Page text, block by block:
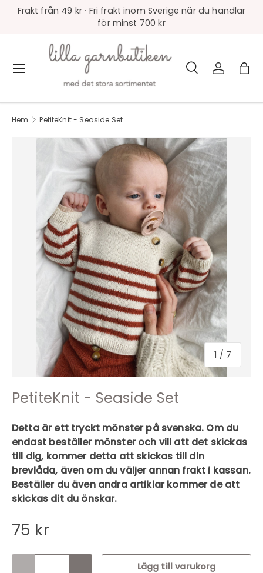
Frakt från 49 kr · Fri frakt inom Sverige när du handlar
för minst 700 kr
Sök
Produkttyp
Sök Logga in
Meny
Hem PetiteKnit - Seaside Set
1 / 7
PetiteKnit - Seaside Set
Detta är ett tryckt mönster på svenska. Om du
endast beställer mönster och vill att det skickas
till dig, kommer detta att skickas till din
brevlåda, även om du väljer annan frakt i kassan.
Beställer du även andra artiklar kommer de att
skickas dit du önskar.
75 kr
Lägg till varukorg